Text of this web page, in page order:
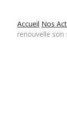
Accueil Nos
renouvelle son